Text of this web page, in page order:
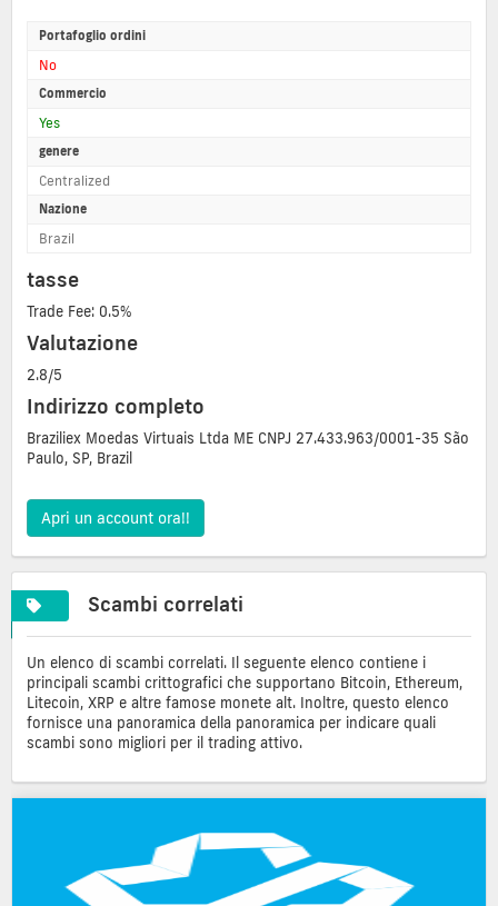
Portafoglio ordini
No
Commercio
Yes
genere
Centralized
Nazione
Brazil
tasse
Trade Fee: 0.5%
Valutazione
2.8/5
Indirizzo completo
Braziliex Moedas Virtuais Ltda ME CNPJ 27.433.963/0001-35 São
Paulo, SP, Brazil
Apri un account ora!!
Scambi correlati
Un elenco di scambi correlati. Il seguente elenco contiene i
principali scambi crittografici che supportano Bitcoin, Ethereum,
Litecoin, XRP e altre famose monete alt. Inoltre, questo elenco
fornisce una panoramica della panoramica per indicare quali
scambi sono migliori per il trading attivo.